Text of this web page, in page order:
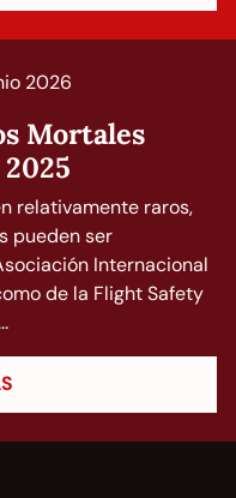
2026
Mortales
relativamente raros,
pueden ser
Internacional
de la Flight Safety